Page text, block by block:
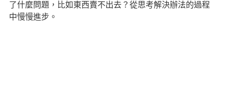
了什麼問題，比如東西賣不出去？從思考解決辦法的過程
中慢慢進步。